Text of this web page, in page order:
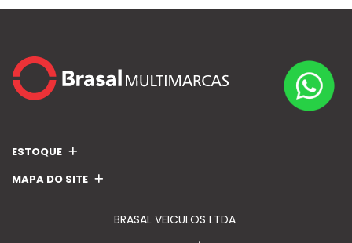
ESTOQUE
MAPA DO SITE
BRASAL VEICULOS LTDA